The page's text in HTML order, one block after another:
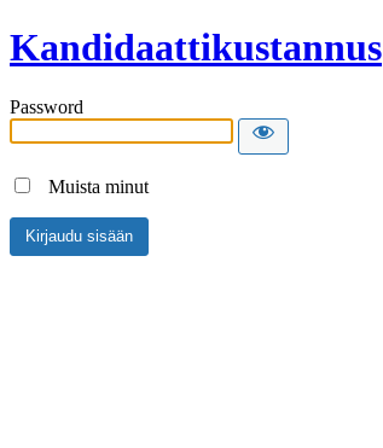
Kandidaattikustannus
Password
Muista minut